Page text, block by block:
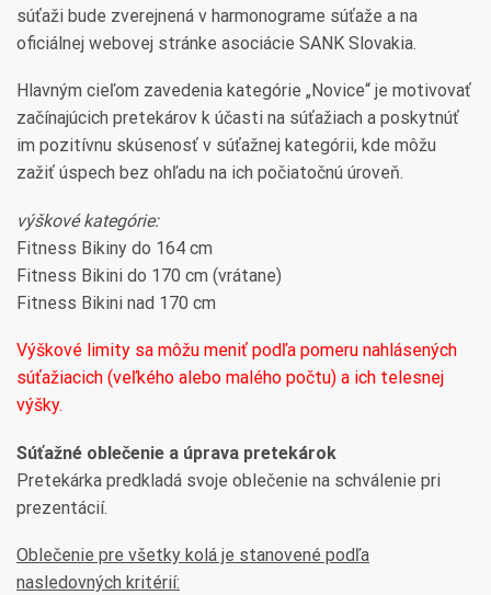
súťaži bude zverejnená v harmonograme súťaže a na
oficiálnej webovej stránke asociácie SANK Slovakia.
Hlavným cieľom zavedenia kategórie „Novice“ je motivovať
začínajúcich pretekárov k účasti na súťažiach a poskytnúť
im pozitívnu skúsenosť v súťažnej kategórii, kde môžu
zažiť úspech bez ohľadu na ich počiatočnú úroveň.
výškové kategórie:
Fitness Bikiny do 164 cm
Fitness Bikini do 170 cm (vrátane)
Fitness Bikini nad 170 cm
Výškové limity sa môžu meniť podľa pomeru nahlásených
súťažiacich (veľkého alebo malého počtu) a ich telesnej
výšky.
Súťažné oblečenie a úprava pretekárok
Pretekárka predkladá svoje oblečenie na schválenie pri
prezentácií.
Oblečenie pre všetky kolá je stanovené podľa
nasledovných kritérií: